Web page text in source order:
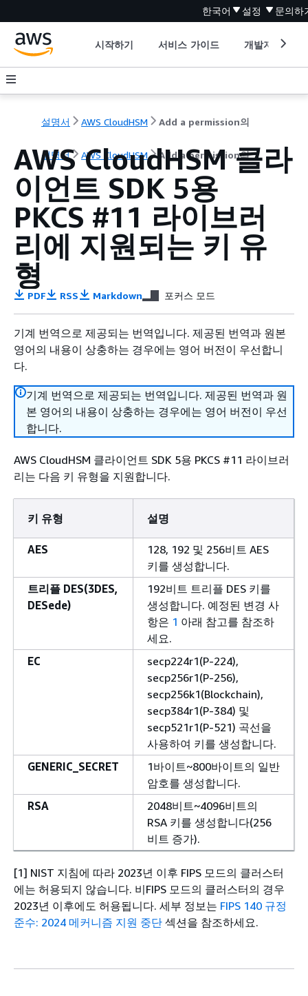
한국어 설정 문의하
시작하기 서비스 가이드 개발자 도구
설명서 AWS CloudHSM Add a permission의
설명서 AWS CloudHSM Add a permission의
AWS CloudHSM 클라
이언트 SDK 5용
PKCS #11 라이브러
리에 지원되는 키 유
형
PDF RSS Markdown 포커스 모드
기계 번역으로 제공되는 번역입니다. 제공된 번역과 원본
영어의 내용이 상충하는 경우에는 영어 버전이 우선합니
다.
기계 번역으로 제공되는 번역입니다. 제공된 번역과 원
본 영어의 내용이 상충하는 경우에는 영어 버전이 우선
합니다.
AWS CloudHSM 클라이언트 SDK 5용 PKCS #11 라이브러
리는 다음 키 유형을 지원합니다.
키 유형 설명
AES
128, 192 및 256비트 AES
키를 생성합니다.
트리플 DES(3DES,
DESede)
192비트 트리플 DES 키를
생성합니다. 예정된 변경 사
항은 1 아래 참고를 참조하
세요.
EC
secp224r1(P-224),
secp256r1(P-256),
secp256k1(Blockchain),
secp384r1(P-384) 및
secp521r1(P-521) 곡선을
사용하여 키를 생성합니다.
GENERIC_SECRET
1바이트~800바이트의 일반
암호를 생성합니다.
RSA
2048비트~4096비트의
RSA 키를 생성합니다(256
비트 증가).
[1] NIST 지침에 따라 2023년 이후 FIPS 모드의 클러스터
에는 허용되지 않습니다. 비FIPS 모드의 클러스터의 경우
2023년 이후에도 허용됩니다. 세부 정보는 FIPS 140 규정
준수: 2024 메커니즘 지원 중단 섹션을 참조하세요.